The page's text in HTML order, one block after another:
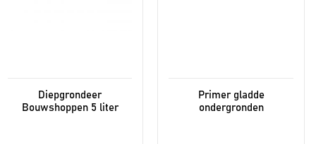
Diepgrondeer
Bouwshoppen 5 liter
Primer gladde
ondergronden